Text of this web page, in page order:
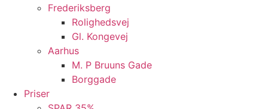
Frederiksberg
Rolighedsvej
Gl. Kongevej
Aarhus
M. P Bruuns Gade
Borggade
Priser